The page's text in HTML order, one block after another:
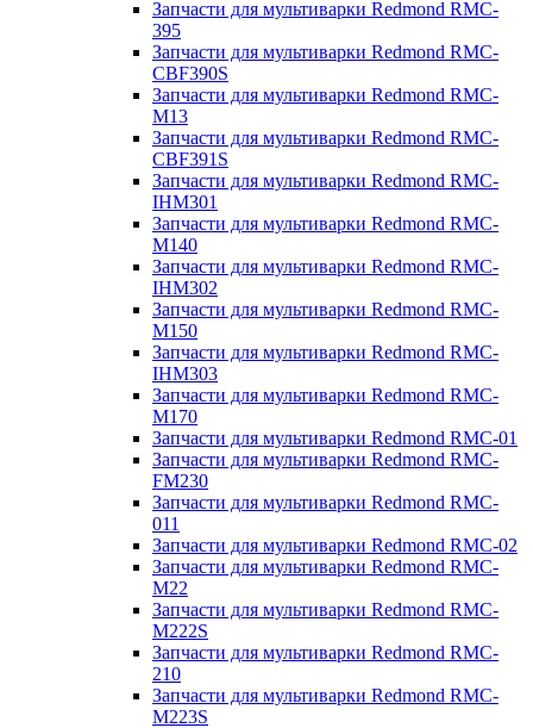
Запчасти для мультиварки Redmond RMC-
395
Запчасти для мультиварки Redmond RMC-
CBF390S
Запчасти для мультиварки Redmond RMC-
M13
Запчасти для мультиварки Redmond RMC-
CBF391S
Запчасти для мультиварки Redmond RMC-
IHM301
Запчасти для мультиварки Redmond RMC-
M140
Запчасти для мультиварки Redmond RMC-
IHM302
Запчасти для мультиварки Redmond RMC-
M150
Запчасти для мультиварки Redmond RMC-
IHM303
Запчасти для мультиварки Redmond RMC-
M170
Запчасти для мультиварки Redmond RMC-01
Запчасти для мультиварки Redmond RMC-
FM230
Запчасти для мультиварки Redmond RMC-
011
Запчасти для мультиварки Redmond RMC-02
Запчасти для мультиварки Redmond RMC-
M22
Запчасти для мультиварки Redmond RMC-
M222S
Запчасти для мультиварки Redmond RMC-
210
Запчасти для мультиварки Redmond RMC-
M223S